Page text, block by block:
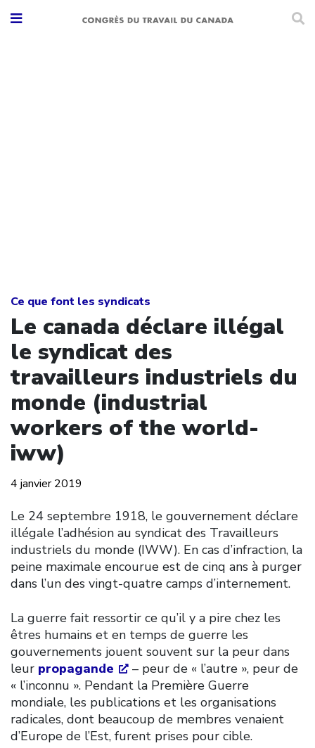
Ce que font les syndicats
Le canada déclare illégal
le syndicat des
travailleurs industriels du
monde (industrial
workers of the world-
iww)
4 janvier 2019
Le 24 septembre 1918, le gouvernement déclare
illégale l’adhésion au syndicat des Travailleurs
industriels du monde (IWW). En cas d’infraction, la
peine maximale encourue est de cinq ans à purger
dans l’un des vingt-quatre camps d’internement.
La guerre fait ressortir ce qu’il y a pire chez les
êtres humains et en temps de guerre les
gouvernements jouent souvent sur la peur dans
leur propagande
– peur de « l’autre », peur de
« l’inconnu ». Pendant la Première Guerre
mondiale, les publications et les organisations
radicales, dont beaucoup de membres venaient
d’Europe de l’Est, furent prises pour cible.